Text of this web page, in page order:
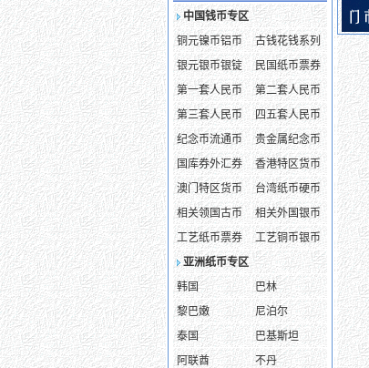
中国钱币专区
铜元镍币铝币
古钱花钱系列
银元银币银锭
民国纸币票券
第一套人民币
第二套人民币
第三套人民币
四五套人民币
纪念币流通币
贵金属纪念币
国库券外汇券
香港特区货币
澳门特区货币
台湾纸币硬币
相关领国古币
相关外国银币
工艺纸币票券
工艺铜币银币
亚洲纸币专区
韩国
巴林
黎巴嫩
尼泊尔
泰国
巴基斯坦
阿联酋
不丹